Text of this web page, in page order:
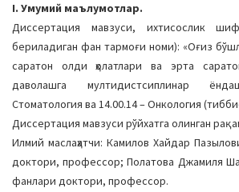
i
g
a
t
i
o
n
I. Умумий маълумотлар.
Диссертация мавзуси, ихтисослик
бериладиган фан тармоғи номи): «Оғиз
саратон олди ҳолатлари ва эрта
даволашга мултидистсиплинар
Стоматология ва 14.00.14 – Онкология
Диссертация мавзуси рўйхатга олинган
Илмий маслаҳатчи: Камилов Хайдар
доктори, профессор; Полатова Джамиля
фанлари доктори, профессор.